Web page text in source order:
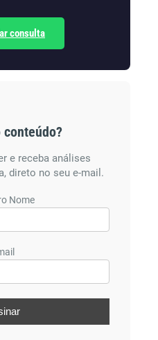
consulta
conteúdo?
e receba análises
direto no seu e-mail.
Nome